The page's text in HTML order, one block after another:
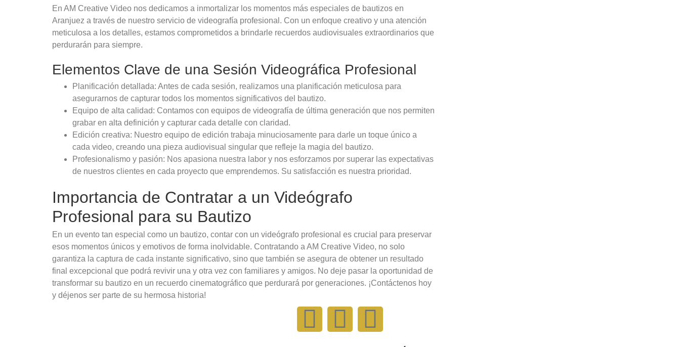
En AM Creative Video nos dedicamos a inmortalizar los momentos más especiales de bautizos en
Aranjuez a través de nuestro servicio de videografía profesional. Con un enfoque creativo y una atención
meticulosa a los detalles, estamos comprometidos a brindarle recuerdos audiovisuales extraordinarios que
perdurarán para siempre.
Elementos Clave de una Sesión Videográfica Profesional
Planificación detallada: Antes de cada sesión, realizamos una planificación meticulosa para
asegurarnos de capturar todos los momentos significativos del bautizo.
Equipo de alta calidad: Contamos con equipos de videografía de última generación que nos permiten
grabar en alta definición y capturar cada detalle con claridad.
Edición creativa: Nuestro equipo de edición trabaja minuciosamente para darle un toque único a
cada video, creando una pieza audiovisual singular que refleje la magia del bautizo.
Profesionalismo y pasión: Nos apasiona nuestra labor y nos esforzamos por superar las expectativas
de nuestros clientes en cada proyecto que emprendemos. Su satisfacción es nuestra prioridad.
Importancia de Contratar a un Videógrafo
Profesional para su Bautizo
En un evento tan especial como un bautizo, contar con un videógrafo profesional es crucial para preservar
esos momentos únicos y emotivos de forma inolvidable. Contratando a AM Creative Video, no solo
garantiza la captura de cada instante significativo, sino que también se asegura de obtener un resultado
final excepcional que podrá revivir una y otra vez con familiares y amigos. No deje pasar la oportunidad de
transformar su bautizo en un recuerdo cinematográfico que perdurará por generaciones. ¡Contáctenos hoy
y déjenos ser parte de su hermosa historia!